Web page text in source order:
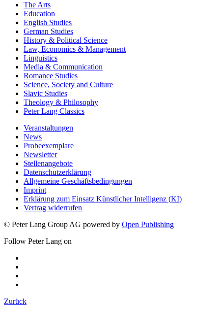
The Arts
Education
English Studies
German Studies
History & Political Science
Law, Economics & Management
Linguistics
Media & Communication
Romance Studies
Science, Society and Culture
Slavic Studies
Theology & Philosophy
Peter Lang Classics
Veranstaltungen
News
Probeexemplare
Newsletter
Stellenangebote
Datenschutzerklärung
Allgemeine Geschäftsbedingungen
Imprint
Erklärung zum Einsatz Künstlicher Intelligenz (KI)
Vertrag widerrufen
© Peter Lang Group AG powered by Open Publishing
Follow Peter Lang on
Zurück